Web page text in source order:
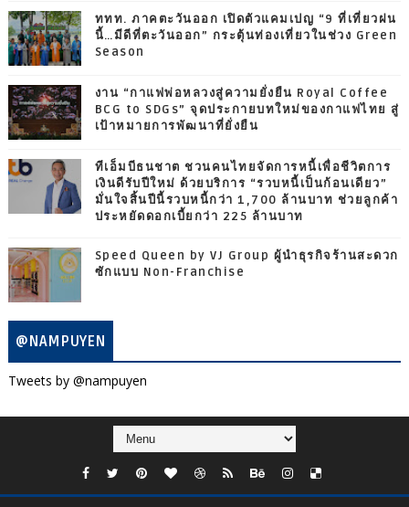
ททท. ภาคตะวันออก เปิดตัวแคมเปญ “9 ที่เที่ยวฝน
นี้…มีดีที่ตะวันออก” กระตุ้นท่องเที่ยวในช่วง Green
Season
งาน “กาแฟพ่อหลวงสู่ความยั่งยืน Royal Coffee
BCG to SDGs” จุดประกายบทใหม่ของกาแฟไทย สู่
เป้าหมายการพัฒนาที่ยั่งยืน
ทีเอ็มบีธนชาต ชวนคนไทยจัดการหนี้เพื่อชีวิตการ
เงินดีรับปีใหม่ ด้วยบริการ “รวบหนี้เป็นก้อนเดียว”
มั่นใจสิ้นปีนี้รวบหนี้กว่า 1,700 ล้านบาท ช่วยลูกค้า
ประหยัดดอกเบี้ยกว่า 225 ล้านบาท
Speed Queen by VJ Group ผู้นำธุรกิจร้านสะดวก
ซักแบบ Non-Franchise
@NAMPUYEN
Tweets by @nampuyen